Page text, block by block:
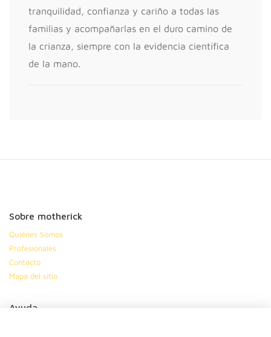
tranquilidad, confianza y cariño a todas las
familias y acompañarlas en el duro camino de
la crianza, siempre con la evidencia científica
de la mano.
Sobre motherick
Quiénes Somos
Profesionales
Contacto
Mapa del sitio
Ayuda